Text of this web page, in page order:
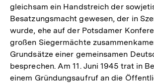
gleichsam ein Handstreich der
Besatzungsmacht gewesen, der in
wurde, ehe auf der Potsdamer
großen Siegermächte
Grundsätze einer gemeinsamen
besprechen. Am 11. Juni 1945 trat in
einem Gründungsaufruf an die